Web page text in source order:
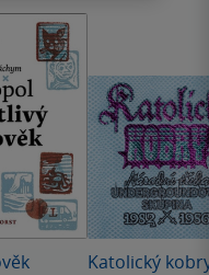
Katolický